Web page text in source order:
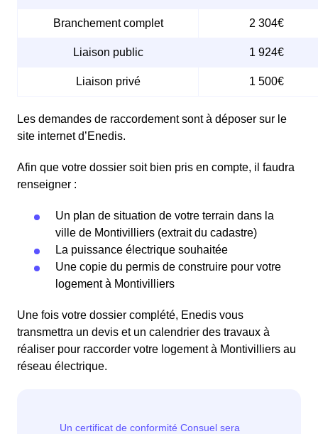
Branchement complet 2 304€
Liaison public 1 924€
Liaison privé 1 500€
Les demandes de raccordement sont à déposer sur le
site internet d’Enedis.
Afin que votre dossier soit bien pris en compte, il faudra
renseigner :
Un plan de situation de votre terrain dans la
ville de Montivilliers (extrait du cadastre)
La puissance électrique souhaitée
Une copie du permis de construire pour votre
logement à Montivilliers
Une fois votre dossier complété, Enedis vous
transmettra un devis et un calendrier des travaux à
réaliser pour raccorder votre logement à Montivilliers au
réseau électrique.